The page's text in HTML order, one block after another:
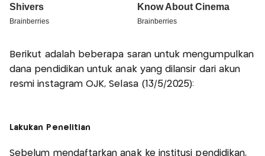
Berikut adalah beberapa saran untuk mengumpulkan
dana pendidikan untuk anak yang dilansir dari akun
resmi instagram OJK, Selasa (13/5/2025):
Lakukan Penelitian
Sebelum mendaftarkan anak ke institusi pendidikan,